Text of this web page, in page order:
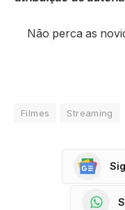
Não perca as
Filmes Streaming